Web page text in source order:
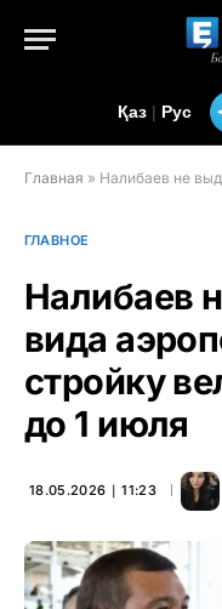
Қаз | Рус
Главная » Налибаев не выдержал
ГЛАВНОЕ
Налибаев
вида
стройку
до 1 июля
18.05.2026 ∣ 11:23